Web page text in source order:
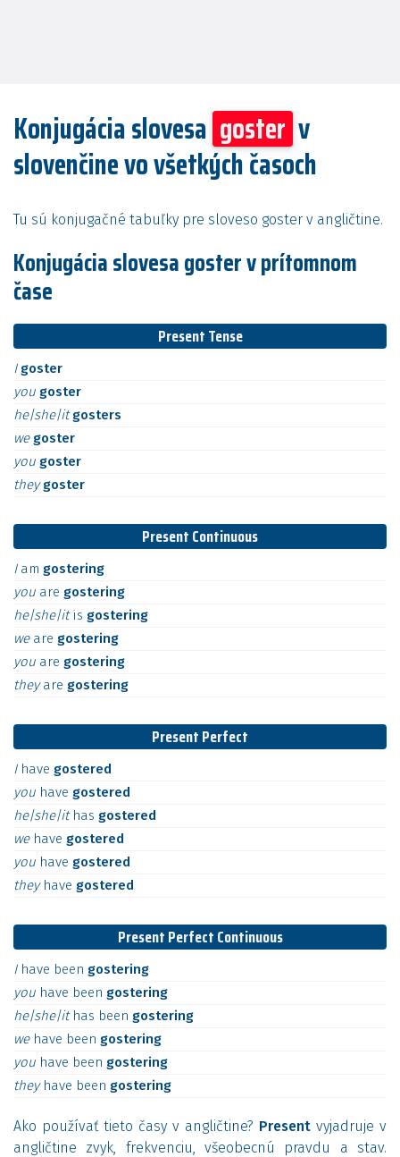
Konjugácia slovesa goster v
slovenčine vo všetkých časoch
Tu sú konjugačné tabuľky pre sloveso goster v angličtine.
Konjugácia slovesa goster v prítomnom
čase
Present Tense
I goster
you goster
he|she|itgosters
we goster
you goster
theygoster
Present Continuous
I am gostering
you are gostering
he|she|itis gostering
we are gostering
you are gostering
theyare gostering
Present Perfect
I have gostered
you have gostered
he|she|it has gostered
we have gostered
you have gostered
they have gostered
Present Perfect Continuous
I have been gostering
you have been gostering
he|she|it has been gostering
we have been gostering
you have been gostering
they have been gostering
Ako používať tieto časy v angličtine? Present vyjadruje v
angličtine zvyk, frekvenciu, všeobecnú pravdu a stav.